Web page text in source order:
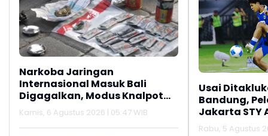
Narkoba Jaringan
Internasional Masuk Bali
Digagalkan, Modus Knalpot
Bekas Terbongkar
Kamis, 6 Agustus 2026 | 05:47 WIB
Usai
Bandung,
Jakarta STY
Persib
Rabu, 5 Agustus